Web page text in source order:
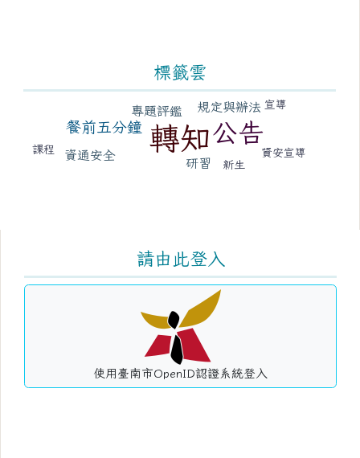
標籤雲
餐前五分鐘
專題評鑑 規定與辦法 宣導
轉知公告
課程 資通安全
研習 新生
資安宣導
請由此登入
使用臺南市OpenID認證系統登入